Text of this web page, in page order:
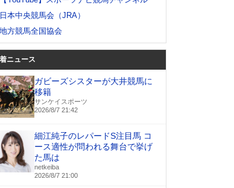
日本中央競馬会（JRA）
地方競馬全国協会
ニュース
ガビーズシスターが大井競馬に
移籍
サンケイスポーツ
2026/8/7 21:42
細江純子のレパードS注目馬 コ
ース適性が問われる舞台で挙げ
た馬は
netkeiba
2026/8/7 21:00